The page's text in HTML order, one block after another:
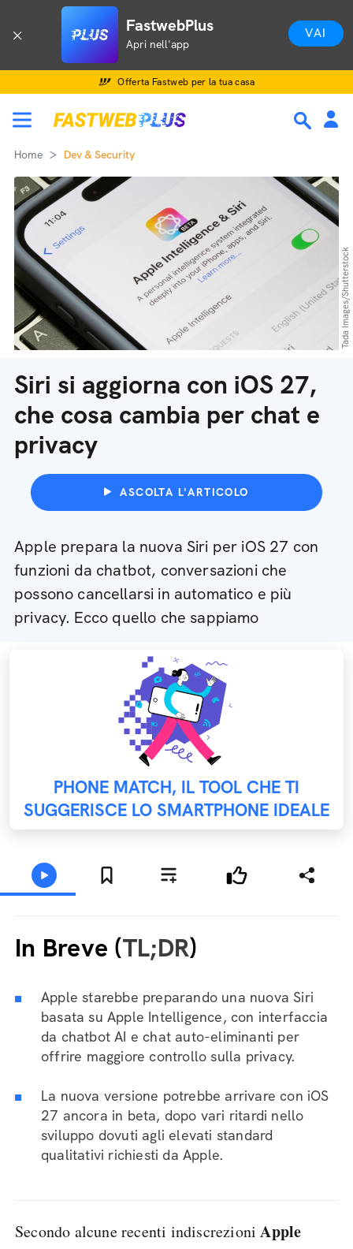
FastwebPlus
Apri nell'app
VAI
Offerta Fastweb per la tua casa
Home Dev & Security
Siri si aggiorna con iOS 27,
che cosa cambia per chat e
privacy
ASCOLTA L'ARTICOLO
Apple prepara la nuova Siri per iOS 27 con
funzioni da chatbot, conversazioni che
possono cancellarsi in automatico e più
privacy. Ecco quello che sappiamo
Tada Images/Shutterstock
PHONE MATCH, IL TOOL CHE TI
SUGGERISCE LO SMARTPHONE IDEALE
In Breve (TL;DR)
Apple starebbe preparando una nuova Siri
basata su Apple Intelligence, con interfaccia
da chatbot AI e chat auto-eliminanti per
offrire maggiore controllo sulla privacy.
La nuova versione potrebbe arrivare con iOS
27 ancora in beta, dopo vari ritardi nello
sviluppo dovuti agli elevati standard
qualitativi richiesti da Apple.
Secondo alcune recenti indiscrezioniApple